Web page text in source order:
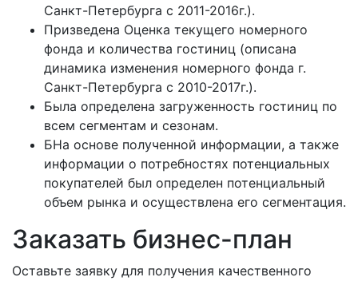
Санкт-Петербурга с 2011-2016г.).
Призведена Оценка текущего номерного
фонда и количества гостиниц (описана
динамика изменения номерного фонда г.
Санкт-Петербурга с 2010-2017г.).
Была определена загруженность гостиниц по
всем сегментам и сезонам.
БНа основе полученной информации, а также
информации о потребностях потенциальных
покупателей был определен потенциальный
объем рынка и осуществлена его сегментация.
Заказать бизнес-план
Оставьте заявку для получения качественного